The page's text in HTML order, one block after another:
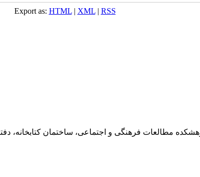
Export as: HTML| XML| RSS